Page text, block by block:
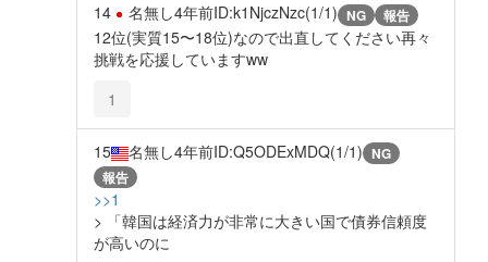
14 名無し4年前ID:k1NjczNzc(1/1) NG 報告
12位(実質15〜18位)なので出直してください再々
挑戦を応援していますww
1
15 名無し4年前ID:Q5ODExMDQ(1/1) NG
報告
>>1
> 「韓国は経済力が非常に大きい国で債券信頼度
が高いのに